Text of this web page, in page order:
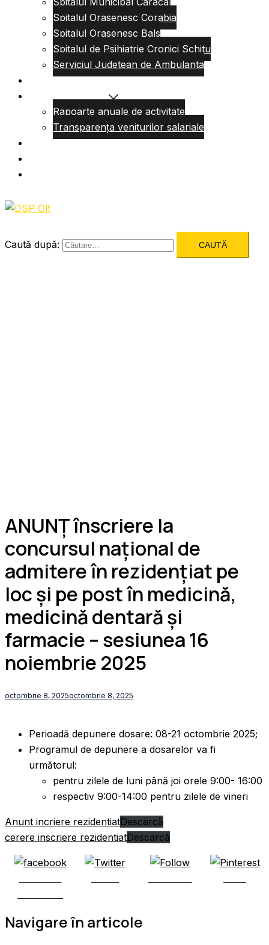
Spitalul Orasenesc Corabia
Spitalul Orasenesc Bals
Spitalul de Psihiatrie Cronici Schitu
Serviciul Judetean de Ambulanta
Centre de permanenta
Rapoarte anuale de activitate
Transparența veniturilor salariale
Informatii utile
Caută după:
ANUNȚ înscriere la
concursul național de
admitere în rezidențiat pe
loc și pe post în medicină,
medicină dentară și
farmacie – sesiunea 16
noiembrie 2025
octombrie 8, 2025octombrie 8, 2025
Perioadă depunere dosare: 08-21 octombrie 2025;
Programul de depunere a dosarelor va fi
următorul:
pentru zilele de luni până joi orele 9:00- 16:00
respectiv 9:00-14:00 pentru zilele de vineri
Anunt incriere rezidentiatDescarcă
cerere inscriere rezidentiatDescarcă
Navigare în articole